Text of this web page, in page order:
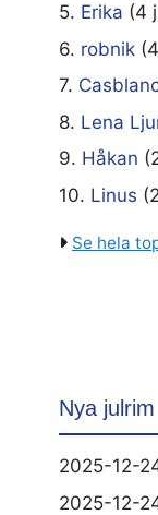
5. Erika (4
6. robnik
7.
8. Lena
9. Håkan
10. Linus
Se hela
Nya julrim
2025-12-
2025-12-